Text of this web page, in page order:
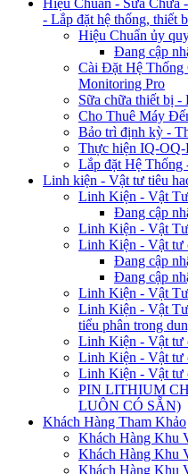
Hiệu Chuẩn - Sửa
- Lắp đặt hệ thống, thiết
Hiệu Chuẩn ủy
Đang cập
Cài Đặt Hệ Thống
Monitoring Pro
Sữa chữa thiết bị -
Cho Thuê Máy
Bảo trì định kỳ -
Thực hiện IQ-OQ-
Lắp đặt Hệ Thống
Linh kiện - Vật tư tiêu
Linh Kiện - Vật
Đang cập
Linh Kiện - Vật
Linh Kiện - Vật tư
Đang cập
Đang cập
Linh Kiện - Vật
Linh Kiện - Vật
tiểu phân trong
Linh Kiện - Vật tư
Linh Kiện - Vật tư
Linh Kiện - Vật tư
PIN LITHIUM
LUÔN CÓ SẴN)
Khách Hàng Tham Khảo
Khách Hàng Khu
Khách Hàng Khu
Khách Hàng Khu